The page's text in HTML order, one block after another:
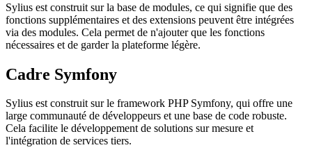
Sylius est construit sur la base de modules, ce qui signifie que des
fonctions supplémentaires et des extensions peuvent être intégrées
via des modules. Cela permet de n'ajouter que les fonctions
nécessaires et de garder la plateforme légère.
Cadre Symfony
Sylius est construit sur le framework PHP Symfony, qui offre une
large communauté de développeurs et une base de code robuste.
Cela facilite le développement de solutions sur mesure et
l'intégration de services tiers.